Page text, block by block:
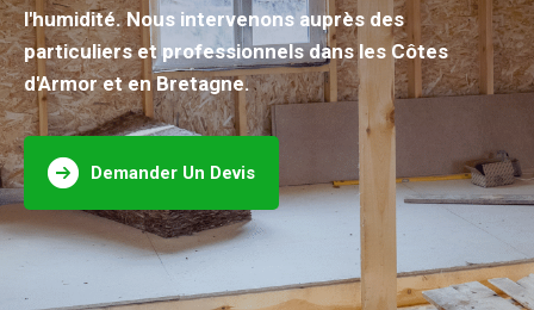
l'humidité. Nous intervenons auprès des
particuliers et professionnels dans les Côtes
d'Armor et en Bretagne.
Demander Un Devis